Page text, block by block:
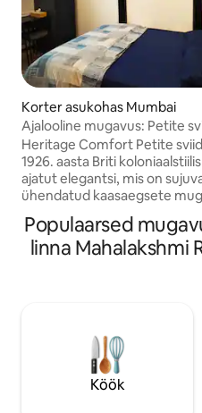
Korter asukohas Mumbai
Ajalooline mugavus: Petite
Heritage Comfort Petite
1926. aasta Briti
ajatut elegantsi, mis on
ühendatud kaasaegsete
lemmikhotell Lõuna-Mumbai
mis sobib ideaalselt
valvekuni. Naudi suurepärast
linnas, mida täiendavad
mugavused, mis panevad
Populaarsed
linna Mahalakshmi
Köök